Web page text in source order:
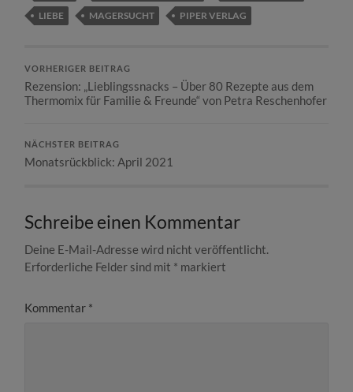
LIEBE
MAGERSUCHT PIPER VERLAG
VORHERIGER BEITRAG
Rezension: „Lieblingssnacks – Über 80 Rezepte aus dem
Thermomix für Familie & Freunde“ von Petra Reschenhofer
NÄCHSTER BEITRAG
Monatsrückblick: April 2021
Schreibe einen Kommentar
Deine E-Mail-Adresse wird nicht veröffentlicht.
Erforderliche Felder sind mit * markiert
Kommentar *